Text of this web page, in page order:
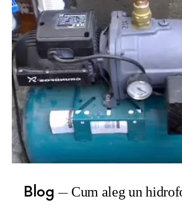
Blog Cum aleg un